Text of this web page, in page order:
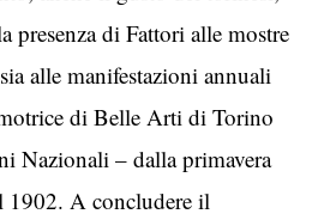
presenza di Fattori alle mostre
alle manifestazioni annuali
di Belle Arti di Torino
Nazionali – dalla primavera
1902. A concludere il